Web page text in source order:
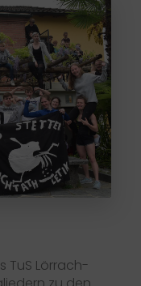
TuS Lörrach-